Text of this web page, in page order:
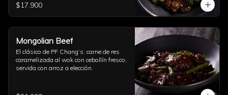
$17.900
Mongolian Beef
El clásico de PF Chang’s: carne de res
caramelizada al wok con cebollín fresco,
servida con arroz a elección.